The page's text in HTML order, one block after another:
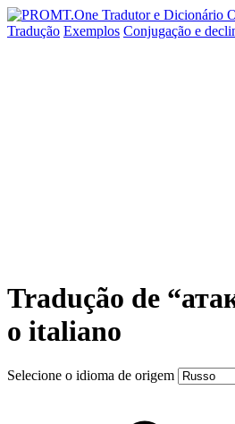
Tradução Exemplos Conjugação e
Tradução de
o italiano
Selecione o idioma de origem